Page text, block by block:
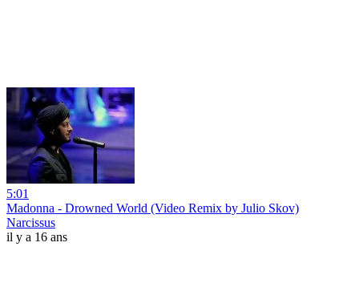
5:01
Madonna - Drowned World (Video Remix by Julio Skov)
Narcissus
il y a 16 ans